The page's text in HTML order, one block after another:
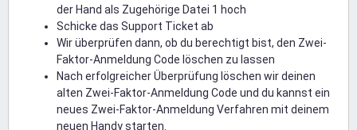
der Hand als Zugehörige Datei 1 hoch
Schicke das Support Ticket ab
Wir überprüfen dann, ob du berechtigt bist, den Zwei-
Faktor-Anmeldung Code löschen zu lassen
Nach erfolgreicher Überprüfung löschen wir deinen
alten Zwei-Faktor-Anmeldung Code und du kannst ein
neues Zwei-Faktor-Anmeldung Verfahren mit deinem
neuen Handy starten.